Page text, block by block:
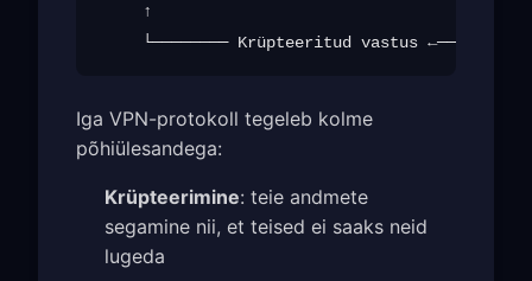
↑
Iga VPN-protokoll tegeleb kolme
põhiülesandega:
Krüpteerimine: teie andmete
segamine nii, et teised ei saaks neid
lugeda